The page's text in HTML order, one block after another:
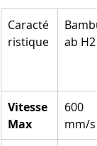
Caracté
ristique
ab H2
Vitesse
Max
600
mm/s